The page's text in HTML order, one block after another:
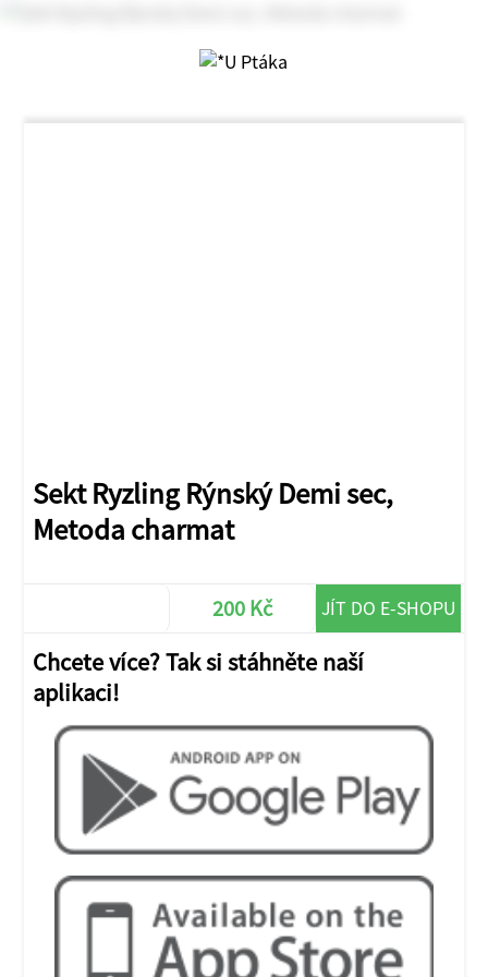
Sekt Ryzling Rýnský Demi sec,
Metoda charmat
200 Kč JÍT DO E-SHOPU
Chcete více? Tak si stáhněte naší
aplikaci!